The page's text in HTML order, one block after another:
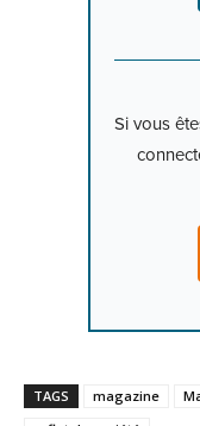
Si vous
TAGS magazine